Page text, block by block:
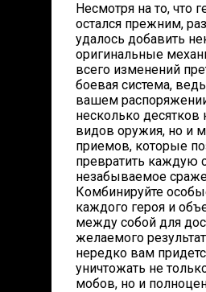
Несмотря на то, что
остался прежним,
удалось добавить
оригинальные
всего изменений
боевая система,
вашем
несколько десятков
видов оружия, но и
приемов, которые
превратить каждую
незабываемое
Комбинируйте
каждого героя и
между собой для
желаемого
нередко вам
уничтожать не
мобов, но и